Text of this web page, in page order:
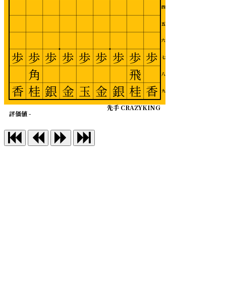
四
五
六
七
八
九
先手 CRAZYKING
評価値 -
歩
香
歩
飛
桂
歩
銀
歩
金
歩
玉
歩
金
歩
銀
歩
角
桂
歩
香